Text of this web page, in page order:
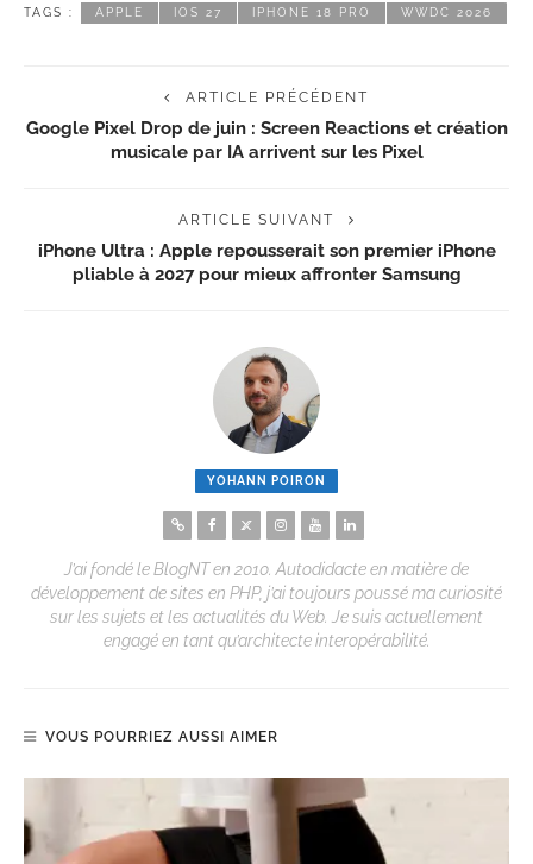
TAGS : APPLE IOS 27 IPHONE 18 PRO WWDC 2026
ARTICLE PRÉCÉDENT
Google Pixel Drop de juin : Screen Reactions et création
musicale par IA arrivent sur les Pixel
ARTICLE SUIVANT
iPhone Ultra : Apple repousserait son premier iPhone
pliable à 2027 pour mieux affronter Samsung
YOHANN POIRON
J’ai fondé le BlogNT en 2010. Autodidacte en matière de
développement de sites en PHP, j’ai toujours poussé ma curiosité
sur les sujets et les actualités du Web. Je suis actuellement
engagé en tant qu’architecte interopérabilité.
VOUS POURRIEZ AUSSI AIMER